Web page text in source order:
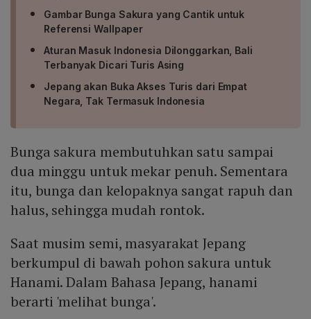
Gambar Bunga Sakura yang Cantik untuk
Referensi Wallpaper
Aturan Masuk Indonesia Dilonggarkan, Bali
Terbanyak Dicari Turis Asing
Jepang akan Buka Akses Turis dari Empat
Negara, Tak Termasuk Indonesia
Bunga sakura membutuhkan satu sampai
dua minggu untuk mekar penuh. Sementara
itu, bunga dan kelopaknya sangat rapuh dan
halus, sehingga mudah rontok.
Saat musim semi, masyarakat Jepang
berkumpul di bawah pohon sakura untuk
Hanami. Dalam Bahasa Jepang, hanami
berarti 'melihat bunga'.